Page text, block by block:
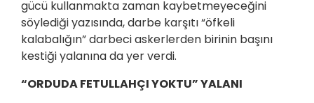
gücü kullanmakta zaman kaybetmeyeceğini
söylediği yazısında, darbe karşıtı “öfkeli
kalabalığın” darbeci askerlerden birinin başını
kestiği yalanına da yer verdi.
“ORDUDA FETULLAHÇI YOKTU” YALANI